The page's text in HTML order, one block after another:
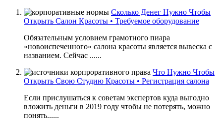
Сколько Денег Нужно Чтобы
Открыть Салон Красоты • Требуемое оборудование
Обязательным условием грамотного пиара
«новоиспеченного» салона красоты является вывеска с
названием. Сейчас ......
Что Нужно Чтобы
Открыть Свою Студию Красоты • Регистрация салона
Если прислушаться к советам экспертов куда выгодно
вложить деньги в 2019 году чтобы не потерять, можно
понять......